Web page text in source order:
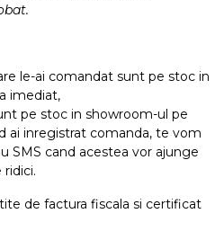
le-ai comandat sunt pe stoc in
imediat,
pe stoc in showroom-ul pe
ai inregistrat comanda, te vom
SMS cand acestea vor ajunge
de factura fiscala si certificat